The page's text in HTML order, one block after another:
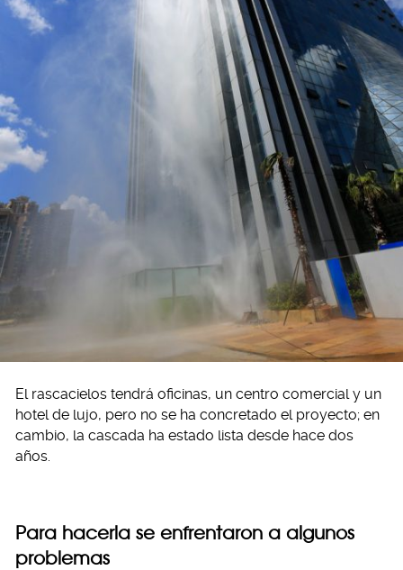
El rascacielos tendrá oficinas, un centro comercial y un
hotel de lujo, pero no se ha concretado el proyecto; en
cambio, la cascada ha estado lista desde hace dos
años.
Para hacerla se enfrentaron a algunos
problemas